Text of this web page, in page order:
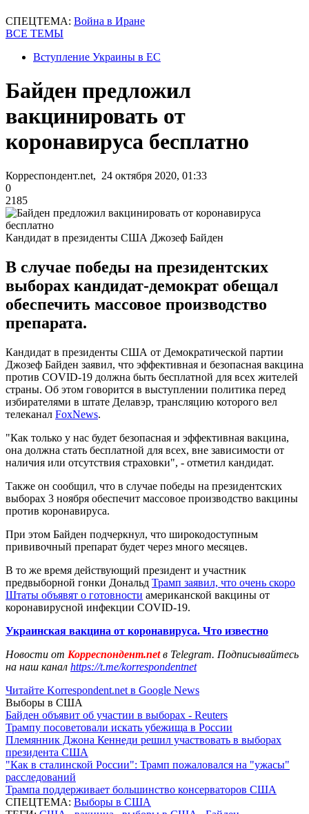
СПЕЦТЕМА: Война в Иране
ВСЕ ТЕМЫ
Вступление Украины в ЕС
Байден предложил
вакцинировать от
коронавируса бесплатно
Корреспондент.net, 24 октября 2020, 01:33
0
2185
Кандидат в президенты США Джозеф Байден
В случае победы на президентских
выборах кандидат-демократ обещал
обеспечить массовое производство
препарата.
Кандидат в президенты США от Демократической партии
Джозеф Байден заявил, что эффективная и безопасная вакцина
против COVID-19 должна быть бесплатной для всех жителей
страны. Об этом говорится в выступлении политика перед
избирателями в штате Делавэр, трансляцию которого вел
телеканал FoxNews.
"Как только у нас будет безопасная и эффективная вакцина,
она должна стать бесплатной для всех, вне зависимости от
наличия или отсутствия страховки", - отметил кандидат.
Также он сообщил, что в случае победы на президентских
выборах 3 ноября обеспечит массовое производство вакцины
против коронавируса.
При этом Байден подчеркнул, что широкодоступным
прививочный препарат будет через много месяцев.
В то же время действующий президент и участник
предвыборной гонки Дональд Трамп заявил, что очень скоро
Штаты объявят о готовности американской вакцины от
коронавирусной инфекции COVID-19.
Украинская вакцина от коронавируса. Что известно
Новости от Корреспондент.netв Telegram. Подписывайтесь
на наш канал https://t.me/korrespondentnet
Читайте Korrespondent.net в Google News
Выборы в США
Байден объявит об участии в выборах - Reuters
Трампу посоветовали искать убежища в России
Племянник Джона Кеннеди решил участвовать в выборах
президента США
"Как в сталинской России": Трамп пожаловался на "ужасы"
расследований
Трампа поддерживает большинство консерваторов США
СПЕЦТЕМА: Выборы в США